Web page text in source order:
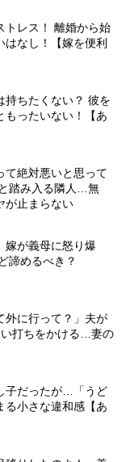
トレス！ 離婚から始
はなし！【嫁を便利
持ちたくない？ 彼を
もったいない！【あ
て絶対悪いと思って
踏み入る隣人…無
が止まらない
嫁が義母に怒り爆
諦めるべき？
外に行って？」夫が
打ちをかける…妻の
子だったが…「うど
る小さな違和感【あ